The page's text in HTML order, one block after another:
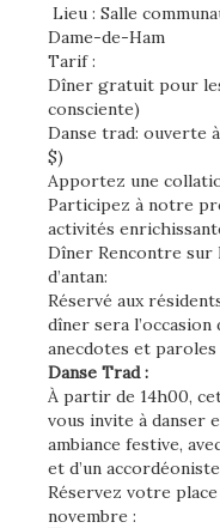
Lieu : Salle
Dame-de-Ham
Tarif :
Dîner gratuit pour
consciente)
Danse trad: ouverte
$)
Apportez une
Participez à notre
activités
Dîner Rencontre sur
d’antan:
Réservé aux
dîner sera
anecdotes et paroles
Danse Trad :
À partir de 14h00,
vous invite à danser
ambiance festive,
et d’un
Réservez votre
novembre :